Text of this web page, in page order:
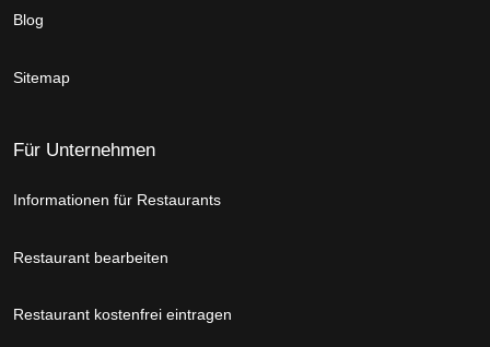
Blog
Sitemap
Für Unternehmen
Informationen für Restaurants
Restaurant bearbeiten
Restaurant kostenfrei eintragen